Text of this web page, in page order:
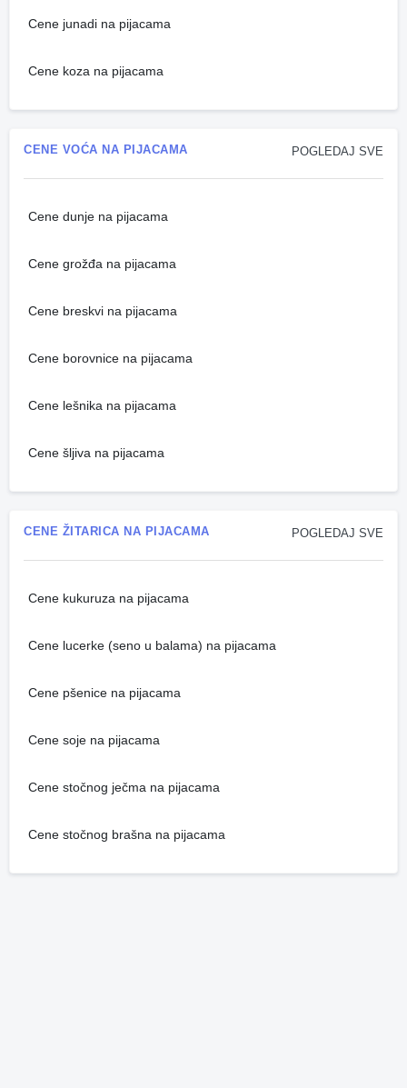
Cene junadi na pijacama
Cene koza na pijacama
POGLEDAJ SVE
CENE VOĆA NA PIJACAMA
Cene dunje na pijacama
Cene grožđa na pijacama
Cene breskvi na pijacama
Cene borovnice na pijacama
Cene lešnika na pijacama
Cene šljiva na pijacama
POGLEDAJ SVE
CENE ŽITARICA NA PIJACAMA
Cene kukuruza na pijacama
Cene lucerke (seno u balama) na pijacama
Cene pšenice na pijacama
Cene soje na pijacama
Cene stočnog ječma na pijacama
Cene stočnog brašna na pijacama